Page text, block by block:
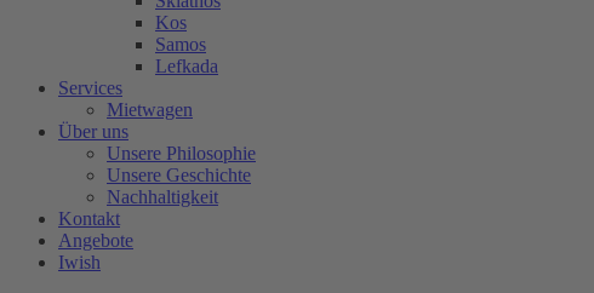
Kos
Samos
Lefkada
Services
Mietwagen
Über uns
Unsere Philosophie
Unsere Geschichte
Nachhaltigkeit
Kontakt
Angebote
Iwish